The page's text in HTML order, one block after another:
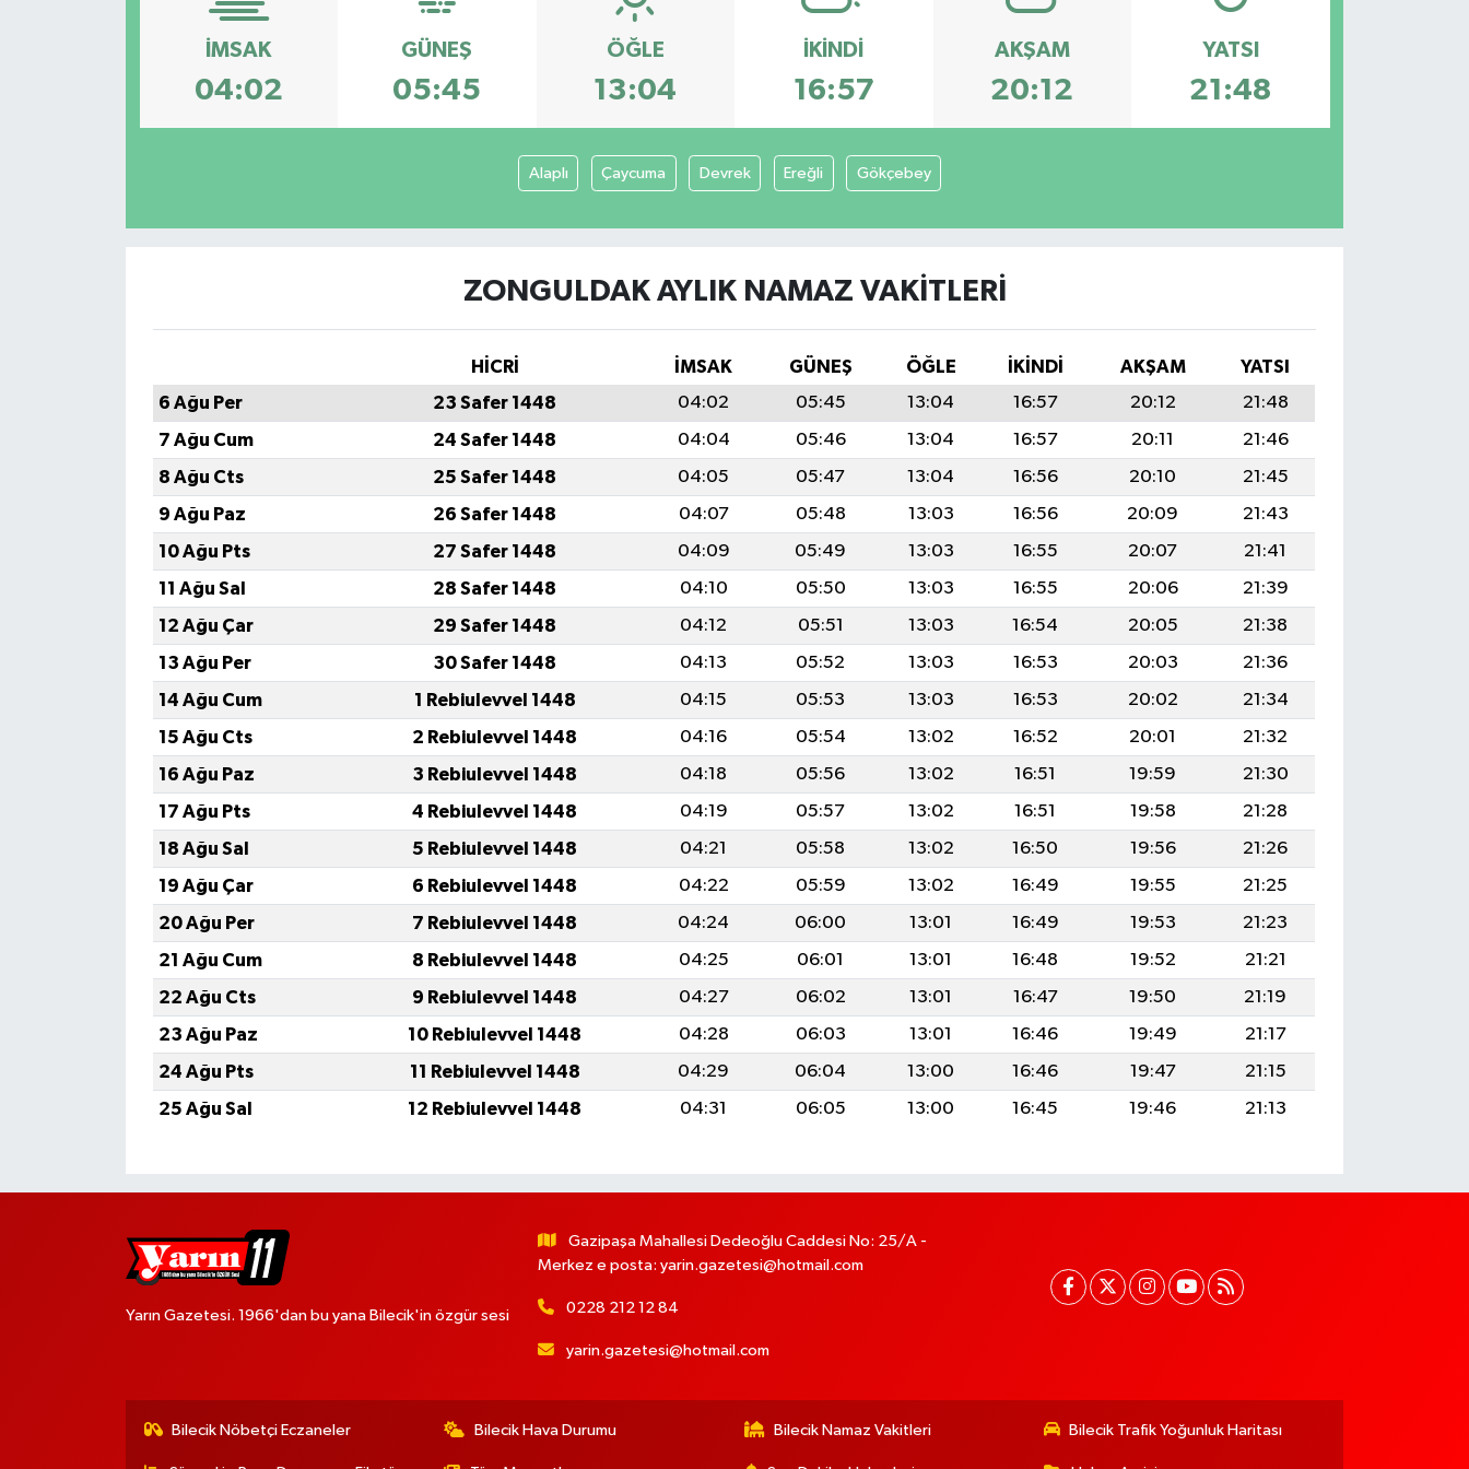
İMSAK
04:02
GÜNEŞ
05:45
ÖĞLE
13:04
İKINDI
16:57
AKŞAM
20:12
YATSI
21:48
Alaplı Çaycuma Devrek Ereğli Gökçebey
ZONGULDAK AYLIK NAMAZ VAKITLERI
HİCRİ İMSAK GÜNEŞ ÖĞLE İKINDI AKŞAM
YATSI
6 Ağu Per
23 Safer 1448 04:02 05:45 13:04 16:57 20:12
21:48
7 Ağu Cum
24 Safer 1448 04:04 05:46 13:04 16:57 20:11
21:46
8 Ağu Cts
25 Safer 1448 04:05 05:47 13:04 16:56 20:10
21:45
9 Ağu Paz
26 Safer 1448 04:07 05:48 13:03 16:56 20:09
21:43
10 Ağu Pts
27 Safer 1448 04:09 05:49 13:03 16:55 20:07
21:41
11 Ağu Sal
28 Safer 1448 04:10 05:50 13:03 16:55 20:06
21:39
12 Ağu Çar
29 Safer 1448 04:12 05:51 13:03 16:54 20:05
21:38
13 Ağu Per
30 Safer 1448 04:13 05:52 13:03 16:53 20:03
21:36
14 Ağu Cum
1 Rebiulevvel 1448 04:15 05:53 13:03 16:53 20:02
21:34
15 Ağu Cts
2 Rebiulevvel 1448 04:16 05:54 13:02 16:52 20:01
21:32
16 Ağu Paz
3 Rebiulevvel 1448 04:18 05:56 13:02 16:51 19:59
21:30
17 Ağu Pts
4 Rebiulevvel 1448 04:19 05:57 13:02 16:51 19:58
21:28
18 Ağu Sal
5 Rebiulevvel 1448 04:21 05:58 13:02 16:50 19:56
21:26
19 Ağu Çar
6 Rebiulevvel 1448 04:22 05:59 13:02 16:49 19:55
21:25
20 Ağu Per
7 Rebiulevvel 1448 04:24 06:00 13:01 16:49 19:53
21:23
21 Ağu Cum
8 Rebiulevvel 1448 04:25 06:01 13:01 16:48 19:52
21:21
22 Ağu Cts
9 Rebiulevvel 1448 04:27 06:02 13:01 16:47 19:50
21:19
23 Ağu Paz
10 Rebiulevvel 1448 04:28 06:03 13:01 16:46 19:49
21:17
24 Ağu Pts
11 Rebiulevvel 1448 04:29 06:04 13:00 16:46 19:47
21:15
25 Ağu Sal
12 Rebiulevvel 1448 04:31 06:05 13:00 16:45 19:46 21:13
Yarın Gazetesi. 1966'dan bu yana Bilecik'in özgür sesi
Gazipaşa Mahallesi Dedeoğlu Caddesi No: 25/A -
Merkez e posta: yarin.gazetesi@hotmail.com
0228 212 12 84
yarin.gazetesi@hotmail.com
Bilecik Nöbetçi Eczaneler Bilecik Hava Durumu Bilecik Namaz Vakitleri Bilecik Trafik Yoğunluk Haritası